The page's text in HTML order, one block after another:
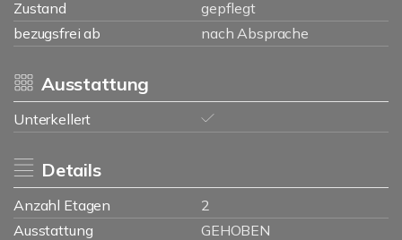
Zustand
gepflegt
bezugsfrei ab
nach Absprache
Ausstattung
Unterkellert
Details
Anzahl Etagen
2
Ausstattung
GEHOBEN